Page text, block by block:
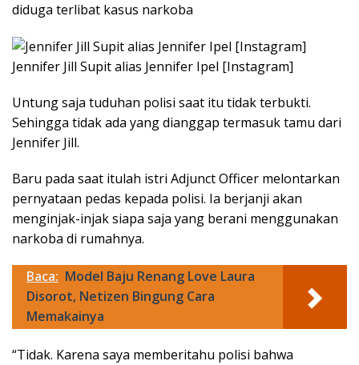
diduga terlibat kasus narkoba
Jennifer Jill Supit alias Jennifer Ipel [Instagram]
Untung saja tuduhan polisi saat itu tidak terbukti.
Sehingga tidak ada yang dianggap termasuk tamu dari
Jennifer Jill.
Baru pada saat itulah istri Adjunct Officer melontarkan
pernyataan pedas kepada polisi. Ia berjanji akan
menginjak-injak siapa saja yang berani menggunakan
narkoba di rumahnya.
Baca: Model Baju Renang Love Laura
Disorot, Netizen Bingung Cara
Memakainya
“Tidak. Karena saya memberitahu polisi bahwa